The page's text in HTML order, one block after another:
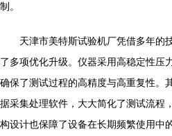
制。
天津市美特斯试验机厂凭借多年的
了多项优化升级。仪器采用高稳定性压
确保了测试过程的高精度与高重复性。
据采集处理软件，大大简化了测试流程
构设计也保障了设备在长期频繁使用中